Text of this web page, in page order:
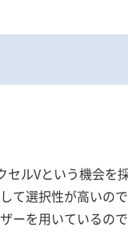
ルVという機会を
て選択性が高いの
ーを用いているの